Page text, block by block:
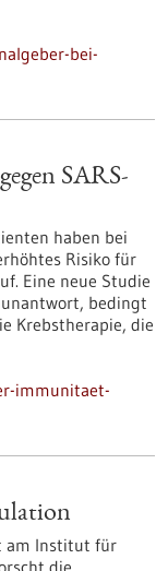
bei-
SARS-
haben bei
Risiko für
Eine neue Studie
bedingt
Krebstherapie, die
immunitaet-
am Institut für
die